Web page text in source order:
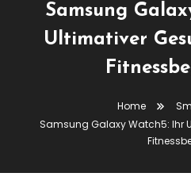
Samsung
Ultimativer
Home
Samsung Galaxy Watch5: Ihr